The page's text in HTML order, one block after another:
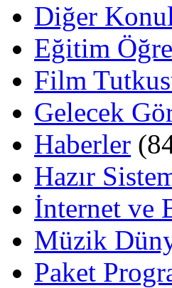
Diğer
Eğitim
Film
Gelecek
Haberler
Hazır
İnternet ve
Müzik
Paket